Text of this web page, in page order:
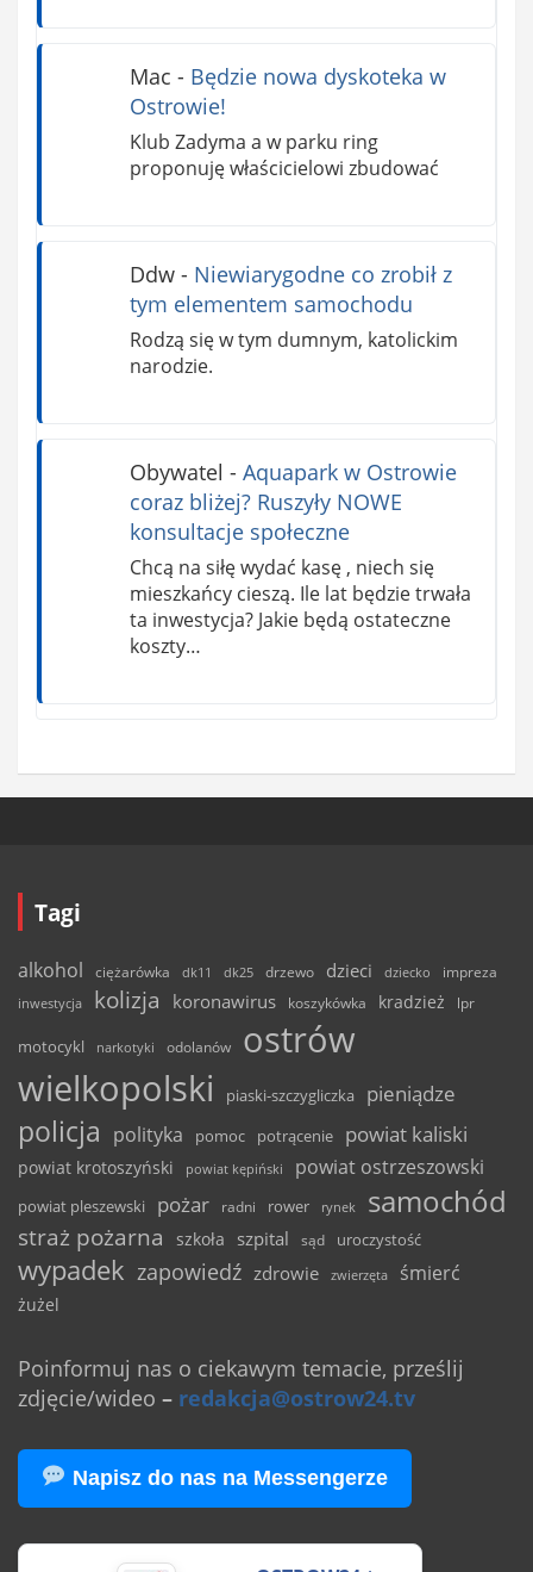
Mac - Będzie nowa dyskoteka w
Ostrowie!
Klub Zadyma a w parku ring
proponuję właścicielowi zbudować
Ddw- Niewiarygodne co zrobił z
tym elementem samochodu
Rodzą się w tym dumnym, katolickim
narodzie.
Obywatel - Aquapark w Ostrowie
coraz bliżej? Ruszyły NOWE
konsultacje społeczne
Chcą na siłę wydać kasę , niech się
mieszkańcy cieszą. Ile lat będzie trwała
ta inwestycja? Jakie będą ostateczne
koszty…
Tagi
alkohol ciężarówka dk11 dk25 drzewo dzieci dziecko
impreza
inwestycja
kolizja koronawirus koszykówka kradzież lpr
motocykl narkotyki odolanów
ostrów
wielkopolski
piaski-szczygliczka pieniądze
policja polityka pomoc potrącenie powiat kaliski
powiat krotoszyński powiat kępiński powiat ostrzeszowski
powiat pleszewski pożar radni rower rynek samochód
straż pożarna szkoła szpital sąd uroczystość
wypadek zapowiedź zdrowie zwierzęta śmierć
żużel
Poinformuj nas o ciekawym temacie, prześlij
zdjęcie/wideo – redakcja@ostrow24.tv
Napisz do nas na Messengerze